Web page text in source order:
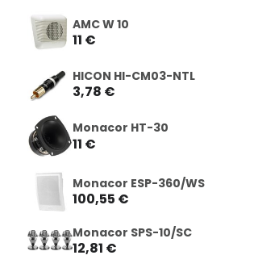
AMC W 10
11 €
HICON HI-CM03-NTL
3,78 €
Monacor HT-30
11 €
Monacor ESP-360/WS
100,55 €
Monacor SPS-10/SC
12,81 €